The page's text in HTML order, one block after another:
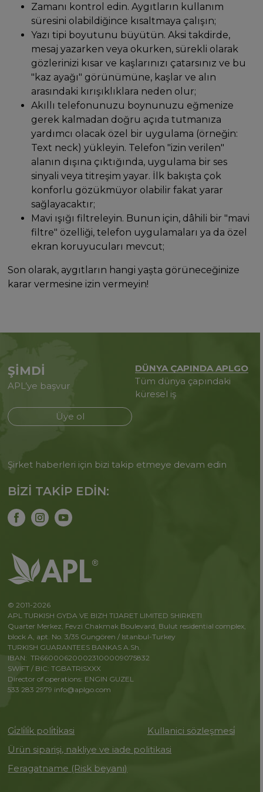
Zamanı kontrol edin. Aygıtların kullanım
süresini olabildiğince kısaltmaya çalışın;
Yazı tipi boyutunu büyütün. Aksi takdirde,
mesaj yazarken veya okurken, sürekli olarak
gözlerinizi kısar ve kaşlarınızı çatarsınız ve bu
"kaz ayağı" görünümüne, kaşlar ve alın
arasındaki kırışıklıklara neden olur;
Akıllı telefonunuzu boynunuzu eğmenize
gerek kalmadan doğru açıda tutmanıza
yardımcı olacak özel bir uygulama (örneğin:
Text neck) yükleyin. Telefon "izin verilen"
alanın dışına çıktığında, uygulama bir ses
sinyali veya titreşim yayar. İlk bakışta çok
konforlu gözükmüyor olabilir fakat yarar
sağlayacaktır;
Mavi ışığı filtreleyin. Bunun için, dâhili bir "mavi
filtre" özelliği, telefon uygulamaları ya da özel
ekran koruyucuları mevcut;
Son olarak, aygıtların hangi yaşta görüneceğinize
karar vermesine izin vermeyin! ⠀
ŞİMDİ
APL’ye başvur
Üye ol
DÜNYA ÇAPINDA APLGO
Tüm dünya çapındaki
küresel iş
Şirket haberleri için bizi takip etmeye devam edin
BİZİ TAKİP EDİN:
© 2011-2026
APL TURKISH GYDA VE BIZH TIJARET LIMITED SHIRKETI
Quarter Merkez, Fevzi Chakmak Boulevard, Bulut residential complex,
block A, apt. No. 3/35 Gungören / Istanbul-Turkey
TURKISH GUARANTEES BANKAS A.Sh.
IBAN: TR660006200023100009075832
SWIFT / BIC: TGBATRISXXX
Director of operations: ENGIN GUZEL
533 283 2979 info@aplgo.com
Gi̇zli̇li̇k poli̇ti̇kasi
Kullanici sözleşmesi̇
Ürün siparişi, nakliye ve iade politikasi
Feragatname (Risk beyanı)